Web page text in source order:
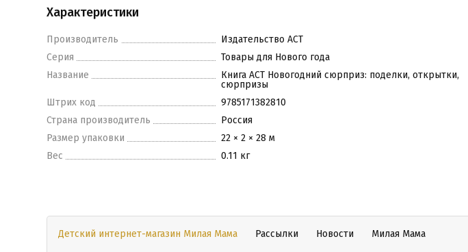
Характеристики
Производитель
Издательство АСТ
Серия
Товары для Нового года
Название
Книга АСТ Новогодний сюрприз: поделки, открытки,
сюрпризы
Штрих код
9785171382810
Страна производитель
Россия
Размер упаковки
22 × 2 × 28 м
Вес
0.11 кг
Детский интернет-магазин Милая Мама Рассылки Новости Милая Мама